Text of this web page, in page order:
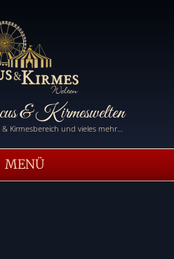
& Kirmeswelten
Kirmesbereich und vieles mehr…
MENÜ